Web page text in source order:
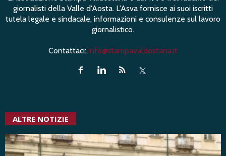
giornalisti della Valle d'Aosta. L'Asva fornisce ai suoi iscritti
tutela legale e sindacale, informazioni e consulenze sul lavoro
giornalistico.
Contattaci: info@stampavaldostana.it
ALTRE NOTIZIE